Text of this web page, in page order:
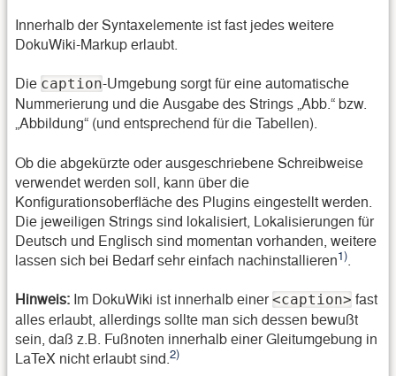
Innerhalb der Syntaxelemente ist fast jedes weitere
DokuWiki-Markup erlaubt.
Die caption-Umgebung sorgt für eine automatische
Nummerierung und die Ausgabe des Strings „Abb.“ bzw.
„Abbildung“ (und entsprechend für die Tabellen).
Ob die abgekürzte oder ausgeschriebene Schreibweise
verwendet werden soll, kann über die
Konfigurationsoberfläche des Plugins eingestellt werden.
Die jeweiligen Strings sind lokalisiert, Lokalisierungen für
Deutsch und Englisch sind momentan vorhanden, weitere
lassen sich bei Bedarf sehr einfach nachinstallieren1).
Hinweis: Im DokuWiki ist innerhalb einer<caption> fast
alles erlaubt, allerdings sollte man sich dessen bewußt
sein, daß z.B. Fußnoten innerhalb einer Gleitumgebung in
LaTeX nicht erlaubt sind.2)